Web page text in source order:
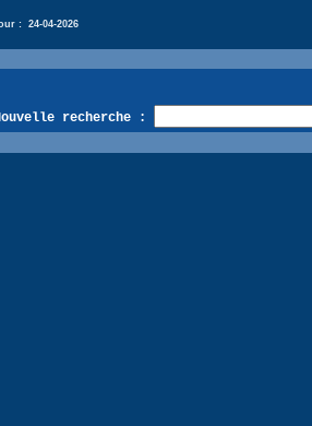
: 24-04-2026
recherche :